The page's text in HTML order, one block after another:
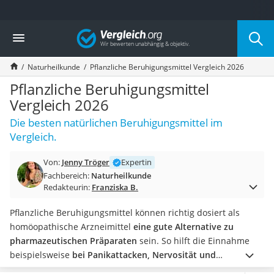
Die beliebtesten Vergleiche nach Kategorie
Drogerie
Inhalator
Haarschneider
Rollator
Braun Rasierer
Katzenklappe (Chip)
Rasierer
Masturbator
Epilierer
Reisehaartrockner
Magnesiumpräparat
Katzenklappe
Nackenmassagegerät
Zeckenschutz Katze
leichter Haartrockner
Vergleich
Naturheilkunde Pflanzliche Beruhigungsmittel Vergleich 2026
Pflanzliche Beruhigungsmittel
Vergleich 2026
Die besten natürlichen Beruhigungsmittel im
Vergleich.
Von: Jenny Tröger
Expertin
Fachbereich: Naturheilkunde
Redakteurin: Franziska B.
Pflanzliche Beruhigungsmittel können richtig dosiert als
homöopathische Arzneimittel eine gute Alternative zu
pharmazeutischen Präparaten sein. So hilft die Einnahme
beispielsweise bei Panikattacken, Nervosität und
Schlafproblemensowie bei körperlichen und geistigen